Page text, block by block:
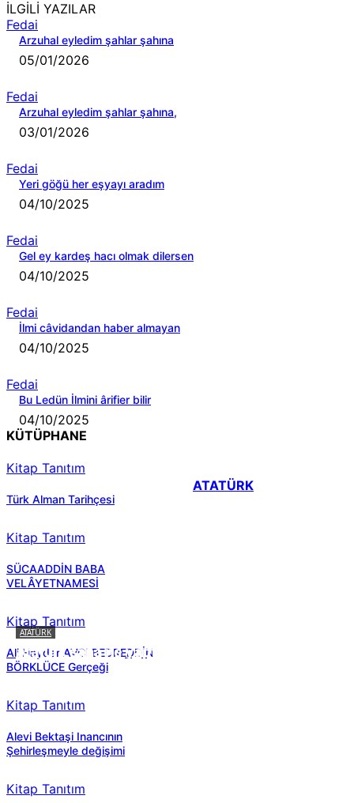
İLGİLİ YAZILAR
Fedai
Arzuhal eyledim şahlar şahına
05/01/2026
Fedai
Arzuhal eyledim şahlar şahına,
03/01/2026
Fedai
Yeri göğü her eşyayı aradım
04/10/2025
Fedai
Gel ey kardeş hacı olmak dilersen
04/10/2025
Fedai
İlmi câvidandan haber almayan
04/10/2025
Fedai
Bu Ledün İlmini ârifier bilir
04/10/2025
KÜTÜPHANE
Kitap Tanıtım
Türk Alman Tarihçesi
Kitap Tanıtım
SÜCAADDİN BABA
VELÂYETNAMESİ
Kitap Tanıtım
Ali Haydar AVCI BEDREDDİN
BÖRKLÜCE Gerçeği
Kitap Tanıtım
Alevi Bektaşi Inancının
Şehirleşmeyle değişimi
Kitap Tanıtım
ATATÜRK
ATATÜRK
Atatürk sana ne yaptı?